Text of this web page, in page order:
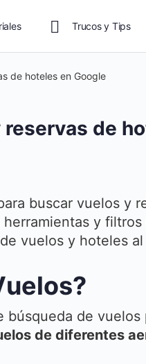
Trucos y Tips
de hoteles en Google
de
buscar vuelos y
y
vuelos y hoteles
búsqueda de
de diferentes